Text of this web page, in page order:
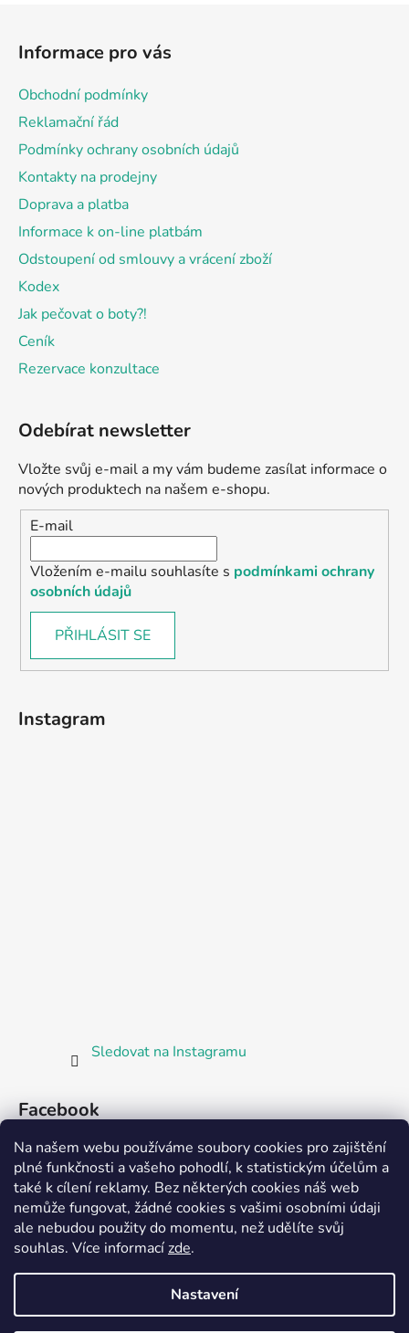
Na našem webu používáme soubory cookies pro zajištění
plné funkčnosti a vašeho pohodlí, k statistickým účelům a
také k cílení reklamy. Bez některých cookies náš web
nemůže fungovat, žádné cookies s vašimi osobními údaji
ale nebudou použity do momentu, než udělíte svůj
souhlas. Více informacízde.
Nastavení
Informace pro vás
Obchodní podmínky
Reklamační řád
Podmínky ochrany osobních údajů
Kontakty na prodejny
Doprava a platba
Informace k on-line platbám
Odstoupení od smlouvy a vrácení zboží
Kodex
Jak pečovat o boty?!
Ceník
Rezervace konzultace
Odebírat newsletter
Vložte svůj e-mail a my vám budeme zasílat informace o
nových produktech na našem e-shopu.
E-mail
Vložením e-mailu souhlasíte s podmínkami ochrany
osobních údajů
PŘIHLÁSIT SE
Instagram
Sledovat na Instagramu
Facebook
Partnerská prodejna Barefoot Plzeň